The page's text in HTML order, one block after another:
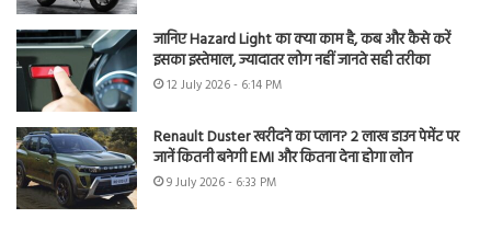
जानिए Hazard Light का क्या काम है, कब और कैसे करें
इसका इस्तेमाल, ज्यादातर लोग नहीं जानते सही तरीका
12 July 2026 - 6:14 PM
Renault Duster खरीदने का प्लान? 2 लाख डाउन पेमेंट पर
जानें कितनी बनेगी EMI और कितना देना होगा लोन
9 July 2026 - 6:33 PM